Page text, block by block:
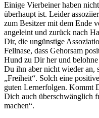
Einige Vierbeiner haben
überhaupt ist. Leider
zum Besitzer mit dem Ende
angeleint und zurück nach
Dir, die ungünstige
Fellnase, dass Gehorsam
Hund zu Dir her und
Du ihn aber nicht wieder an,
„Freiheit“. Solch eine
guten Lernerfolgen. Kommt
Dich auch überschwänglich
machen“.